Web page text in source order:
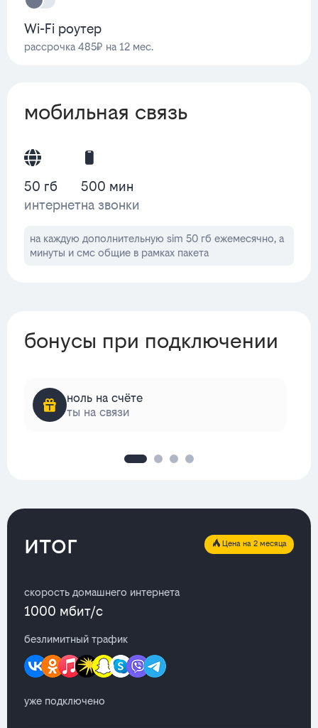
Wi-Fi роутер
рассрочка 485₽ на 12 мес.
мобильная связь
50 гб
интернет
500 мин
на звонки
на каждую дополнительную sim 50 гб ежемесячно, а
минуты и смс общие в рамках пакета
бонусы при подключении
ноль на счёте
ты на связи
итог Цена на 2 месяца
скорость домашнего интернета
1000 мбит/с
безлимитный трафик
уже подключено